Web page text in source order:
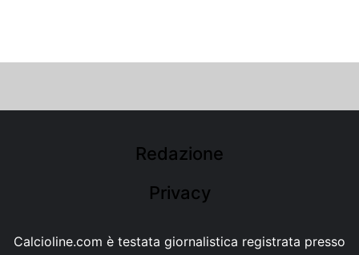
Redazione
Privacy
Calcioline.com è testata giornalistica registrata presso